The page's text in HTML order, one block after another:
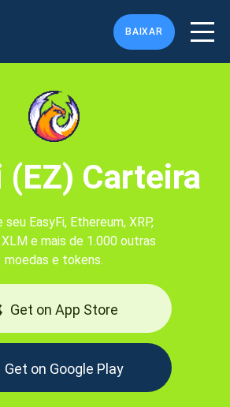
BAIXAR
(EZ) Carteira
seu EasyFi, Ethereum, XRP,
e mais de 1.000 outras
moedas e tokens.
Get on App Store
Get on Google Play